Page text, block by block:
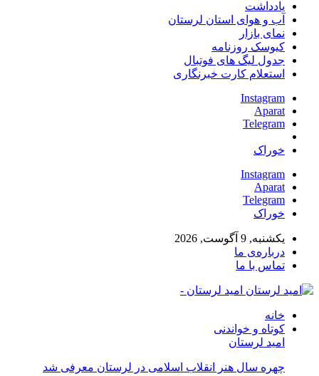
یادداشت
آب و هوای استان لرستان
نمای بازار
کیوسک روزنامه
جدول لیگ های فوتبال
استعلام کارت خبرنگاری
Instagram
Aparat
Telegram
خوراک
Instagram
Aparat
Telegram
خوراک
یکشنبه, 9 آگوست, 2026
درباره‌ی ما
تماس با ما
امید لرستان -
خانه
کوتاه و خواندنی
امید لرستان
چهره سال هنر انقلاب اسلامی در لرستان معرفی شد